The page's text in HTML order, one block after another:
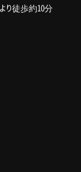
徒歩約10分